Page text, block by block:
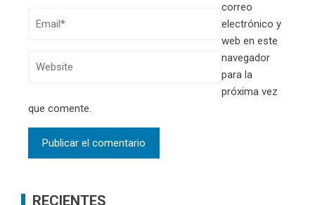
correo
electrónico y
web en este
navegador
para la
próxima vez
que comente.
RECIENTES